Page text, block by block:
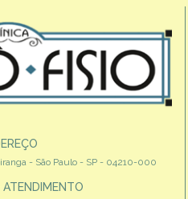
- São Paulo - SP - 04210-000
ATENDIMENTO